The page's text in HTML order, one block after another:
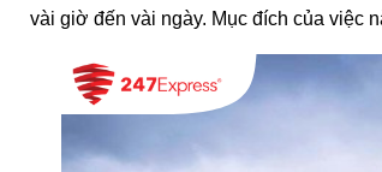
vài giờ đến vài ngày. Mục đích của việc